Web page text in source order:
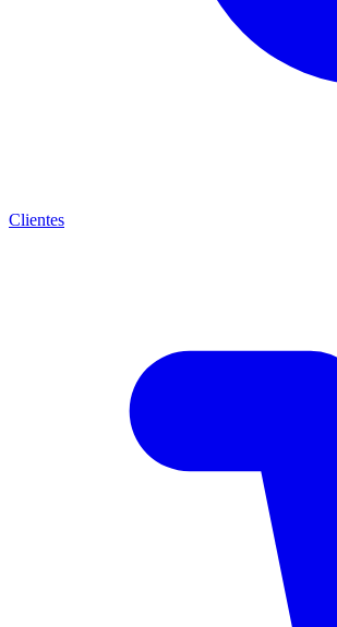
Clientes